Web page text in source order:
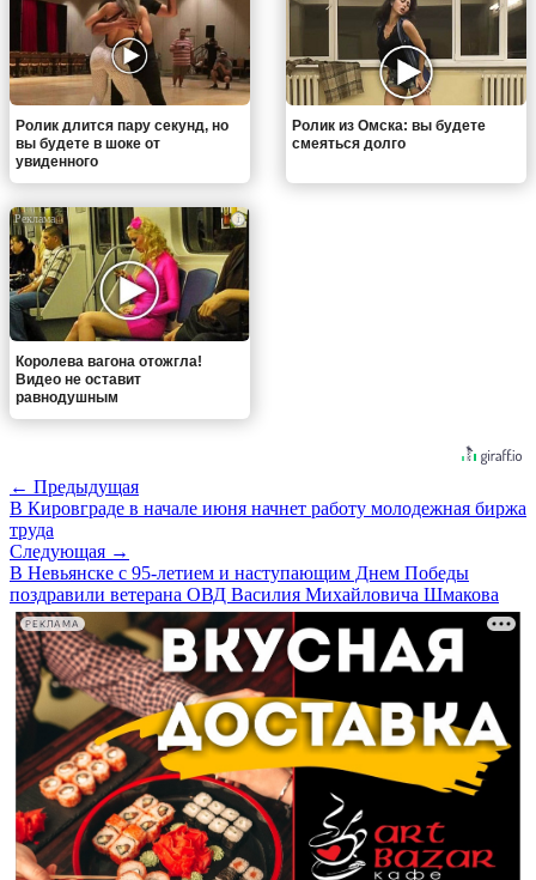
Ролик длится пару секунд, но
вы будете в шоке от
увиденного
Ролик из Омска: вы будете
смеяться долго
i
Королева вагона отожгла!
Видео не оставит
равнодушным
← Предыдущая
В Кировграде в начале июня начнет работу молодежная биржа
труда
Следующая →
В Невьянске с 95-летием и наступающим Днем Победы
поздравили ветерана ОВД Василия Михайловича Шмакова
РЕКЛАМА